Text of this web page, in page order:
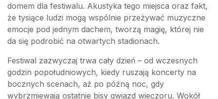
domem dla festiwalu. Akustyka tego miejsca oraz fakt,
że tysiące ludzi mogą wspólnie przeżywać muzyczne
emocje pod jednym dachem, tworzą magię, której nie
da się podrobić na otwartych stadionach.
Festiwal zazwyczaj trwa cały dzień – od wczesnych
godzin popołudniowych, kiedy ruszają koncerty na
bocznych scenach, aż po późną noc, gdy
wybrzmiewają ostatnie bisy gwiazd wieczoru. Wokół